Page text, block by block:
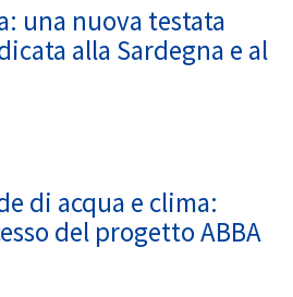
una nuova testata
alla Sardegna e al
di acqua e clima:
del progetto ABBA